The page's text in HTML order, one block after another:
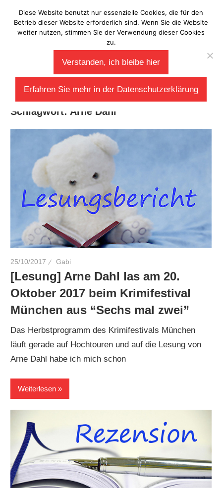
Inhalt
springen
Laberladen
Schlagwort: Arne Dahl
25/10/2017 Gabi
[Lesung] Arne Dahl las am 20.
Oktober 2017 beim Krimifestival
München aus “Sechs mal zwei”
Das Herbstprogramm des Krimifestivals München
läuft gerade auf Hochtouren und auf die Lesung von
Arne Dahl habe ich mich schon
Weiterlesen
Diese Website benutzt nur essenzielle Cookies, die für den
Betrieb dieser Website erforderlich sind. Wenn Sie die Website
weiter nutzen, stimmen Sie der Verwendung dieser Cookies
zu.
Verstanden, ich bleibe hier
Erfahren Sie mehr in der Datenschutzerklärung